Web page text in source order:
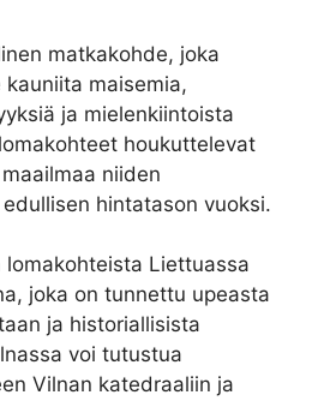
matkakohde, joka
maisemia,
ja mielenkiintoista
houkuttelevat
niiden
hintatason vuoksi.
Liettuassa
joka on tunnettu upeasta
ja historiallisista
voi tutustua
Vilnan katedraaliin ja